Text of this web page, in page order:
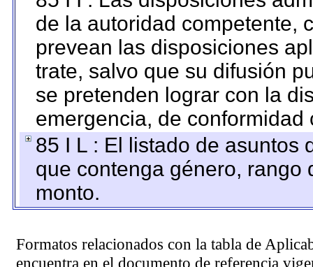
de la autoridad competente,
prevean las disposiciones
trate, salvo que su difusión
se pretenden lograr con la
emergencia, de
85 I L : El listado de asuntos
que contenga género, rango
monto.
Formatos relacionados con la tabla de
encuentra en el documento de referencia